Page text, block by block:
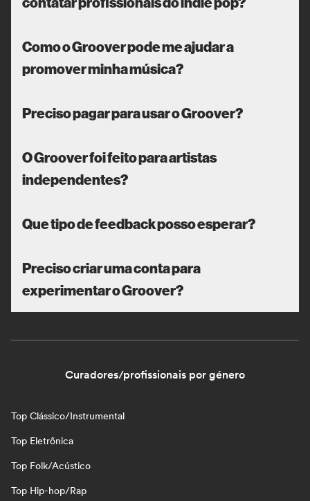
Como o Groover pode me ajudar a
promover minha música?
Preciso pagar para usar o Groover?
O Groover foi feito para artistas
independentes?
Que tipo de feedback posso esperar?
Preciso criar uma conta para
experimentar o Groover?
Curadores/profissionais por género
Top Clássico/Instrumental
Top Eletrônica
Top Folk/Acústico
Top Hip-hop/Rap